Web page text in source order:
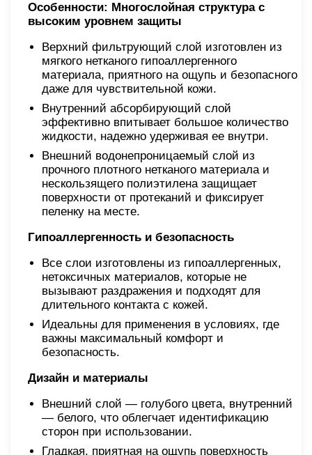
Особенности: Многослойная структура с
высоким уровнем защиты
Верхний фильтрующий слой изготовлен из
мягкого нетканого гипоаллергенного
материала, приятного на ощупь и безопасного
даже для чувствительной кожи.
Внутренний абсорбирующий слой
эффективно впитывает большое количество
жидкости, надежно удерживая ее внутри.
Внешний водонепроницаемый слой из
прочного плотного нетканого материала и
нескользящего полиэтилена защищает
поверхности от протеканий и фиксирует
пеленку на месте.
Гипоаллергенность и безопасность
Все слои изготовлены из гипоаллергенных,
нетоксичных материалов, которые не
вызывают раздражения и подходят для
длительного контакта с кожей.
Идеальны для применения в условиях, где
важны максимальный комфорт и
безопасность.
Дизайн и материалы
Внешний слой — голубого цвета, внутренний
— белого, что облегчает идентификацию
сторон при использовании.
Гладкая, приятная на ощупь поверхность